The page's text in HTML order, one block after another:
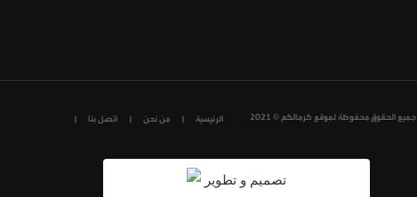
جميع الحقوق محفوظة لموقع كرمالكم © 2021 اتصل بنا من نحن الرئيسية
تصميم و تطوير